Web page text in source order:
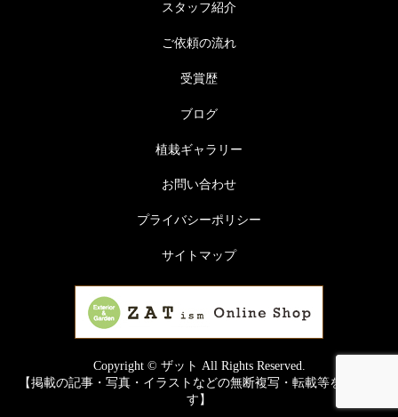
スタッフ紹介
ご依頼の流れ
受賞歴
ブログ
植栽ギャラリー
お問い合わせ
プライバシーポリシー
サイトマップ
Copyright © ザット All Rights Reserved.
【掲載の記事・写真・イラストなどの無断複写・転載等を禁じま
す】